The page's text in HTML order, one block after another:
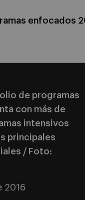
enfocados
de programas
con más de
intensivos
principales
/ Foto:
2016